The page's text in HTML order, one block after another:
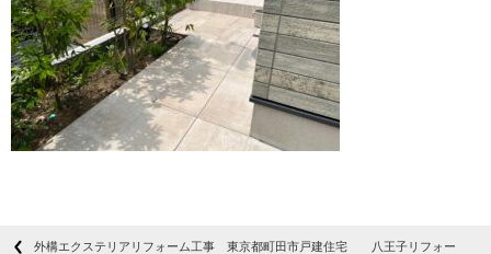
外構エクステリアリフォーム工事 東京都町田市戸建住宅 八王子リフォー